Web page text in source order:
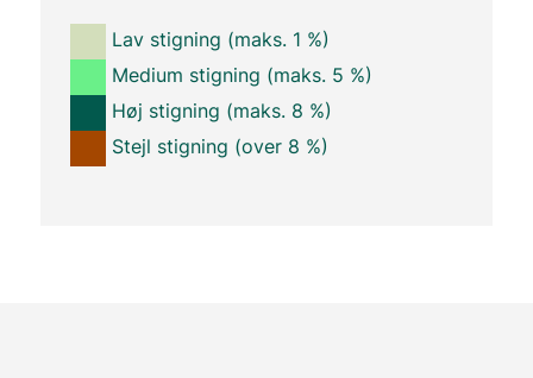
Lav stigning (maks. 1 %)
Medium stigning (maks. 5 %)
Høj stigning (maks. 8 %)
Stejl stigning (over 8 %)